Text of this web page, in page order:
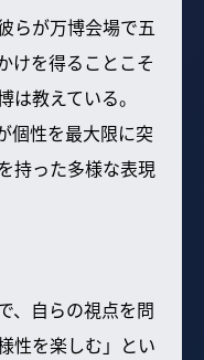
らが万博会場で五
けを得ることこそ
教えている。
個性を最大限に突
持った多様な表現
、自らの視点を問
性を楽しむ」とい